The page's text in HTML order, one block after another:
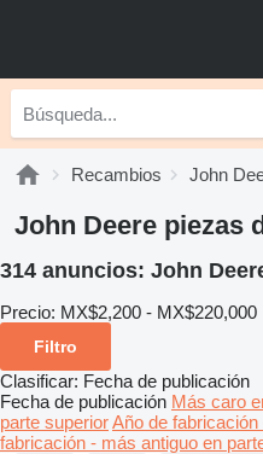
Recambios John
John Deere piezas
314 anuncios: John
Precio: MX$2,200 - MX$220,000
Filtro
Clasificar: Fecha de publicación
Fecha de publicación Más caro
parte superiorAño de
fabricación - más antiguo en